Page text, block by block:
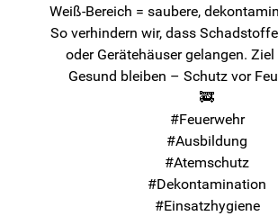
Weiß-Bereich = saubere,
So verhindern wir, dass
oder Gerätehäuser gelangen. Ziel
Gesund bleiben – Schutz vor
🚒
#Feuerwehr
#Ausbildung
#Atemschutz
#Dekontamination
#Einsatzhygiene